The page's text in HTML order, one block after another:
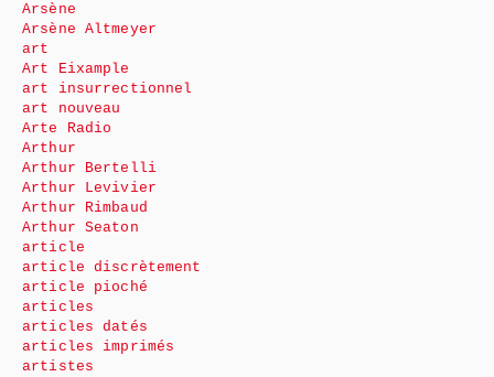
Arsène
Arsène Altmeyer
art
Art Eixample
art insurrectionnel
art nouveau
Arte Radio
Arthur
Arthur Bertelli
Arthur Levivier
Arthur Rimbaud
Arthur Seaton
article
article discrètement
article pioché
articles
articles datés
articles imprimés
artistes